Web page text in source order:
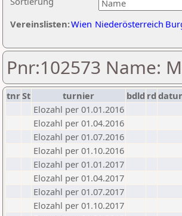
Vereinslisten:Wien Niederösterreich
Pnr:102573 Name:
tnrSt turnier bdld rd
Elozahl per 01.01.2016
Elozahl per 01.04.2016
Elozahl per 01.07.2016
Elozahl per 01.10.2016
Elozahl per 01.01.2017
Elozahl per 01.04.2017
Elozahl per 01.07.2017
Elozahl per 01.10.2017